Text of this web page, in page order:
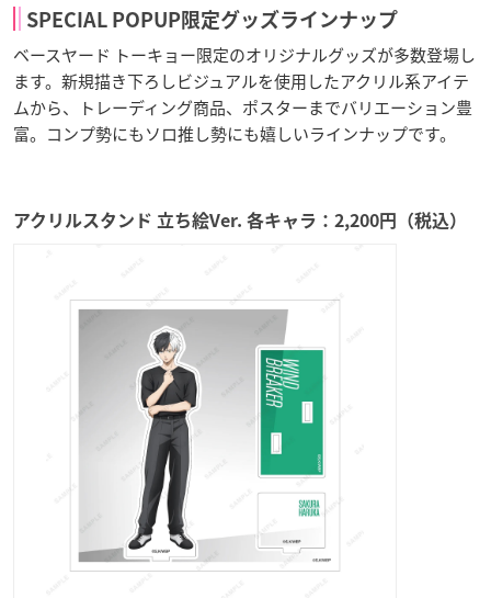
SPECIAL POPUP限定グッズラインナップ
ベースヤード トーキョー限定のオリジナルグッズが多数登場し
ます。新規描き下ろしビジュアルを使用したアクリル系アイテ
ムから、トレーディング商品、ポスターまでバリエーション豊
富。コンプ勢にもソロ推し勢にも嬉しいラインナップです。
アクリルスタンド 立ち絵Ver. 各キャラ：2,200円（税込）